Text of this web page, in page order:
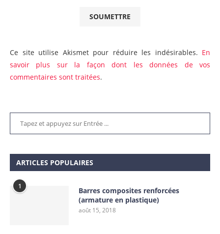
Ce site utilise Akismet pour réduire les indésirables. En
savoir plus sur la façon dont les données de vos
commentaires sont traitées.
ARTICLES POPULAIRES
1
Barres composites renforcées
(armature en plastique)
août 15, 2018